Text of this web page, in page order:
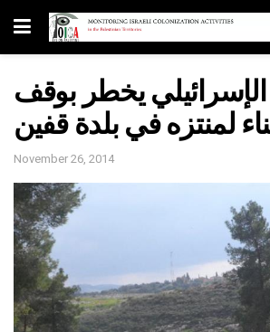
الإسرائيلي يخطر بوقف
لمنتزه في بلدة قفين
November 26, 2014